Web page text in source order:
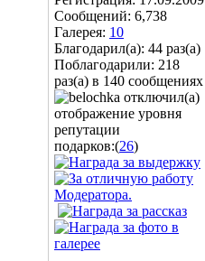
Сообщений: 6,738
Галерея: 10
Благодарил(а): 44 раз(а)
Поблагодарили: 218
раз(а) в 140 сообщениях
подарков:(26)